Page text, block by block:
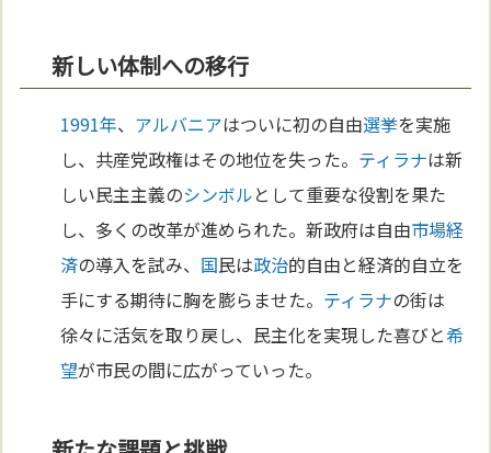
新しい体制への移行
1991年、 アルバニアはついに初の自由選挙を実施
し、共産党政権はその地位を失った。 ティラナは新
しい民主主義のシンボルとして重要な役割を果た
し、多くの改革が進められた。新政府は自由市場経
済の導入を試み、 国民は政治的自由と経済的自立を
手にする期待に胸を膨らませた。 ティラナの街は
徐々に活気を取り戻し、民主化を実現した喜びと希
望が市民の間に広がっていった。